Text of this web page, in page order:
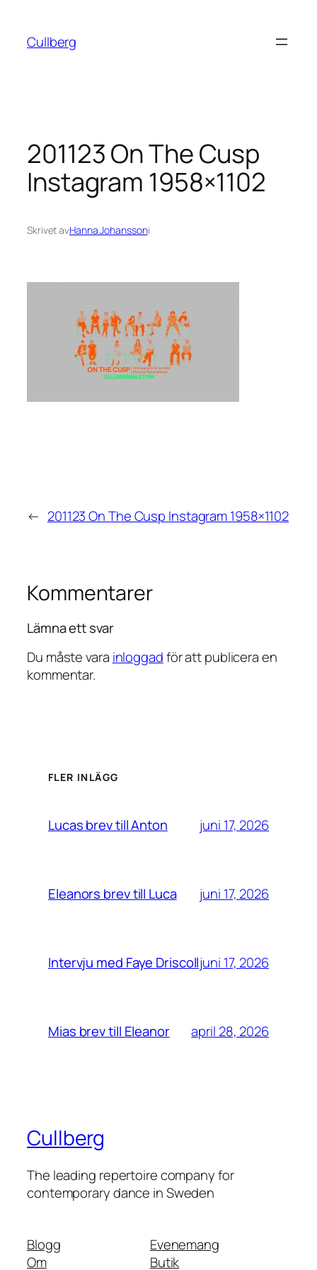
innehåll
Cullberg
201123 On The Cusp
Instagram 1958×1102
Skrivet avHanna Johanssoni
← 201123 On The Cusp Instagram 1958×1102
Kommentarer
Lämna ett svar
Du måste vara inloggadför att publicera en
kommentar.
FLER INLÄGG
Lucas brev till Anton juni 17, 2026
Eleanors brev till Luca juni 17, 2026
Intervju med Faye Driscolljuni 17, 2026
Mias brev till Eleanor april 28, 2026
Cullberg
The leading repertoire company for
contemporary dance in Sweden
Blogg
Om
Evenemang
Butik